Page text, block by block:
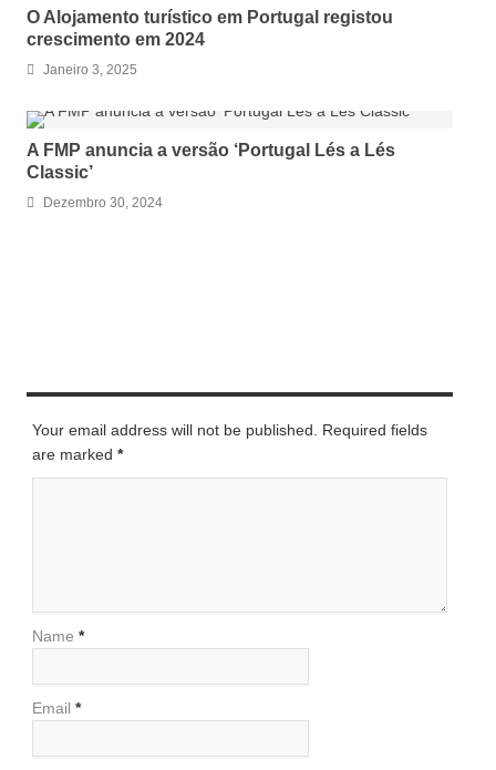
O Alojamento turístico em Portugal registou
crescimento em 2024
Janeiro 3, 2025
A FMP anuncia a versão ‘Portugal Lés a Lés
Classic’
Dezembro 30, 2024
Your email address will not be published. Required fields
are marked *
Name *
Email *